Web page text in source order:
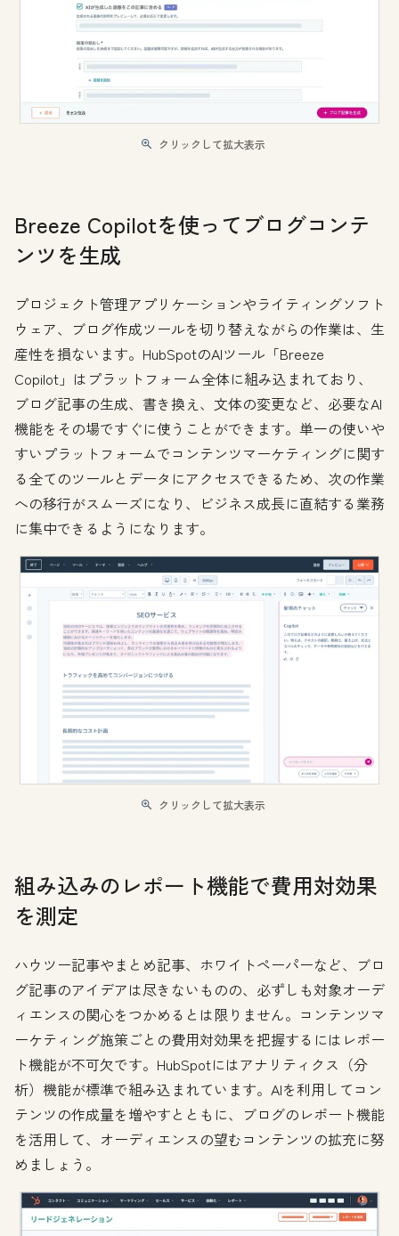
クリックして拡大表示
Breeze Copilotを使ってブログコンテ
ンツを生成
プロジェクト管理アプリケーションやライティングソフト
ウェア、ブログ作成ツールを切り替えながらの作業は、生
産性を損ないます。HubSpotのAIツール「Breeze
Copilot」はプラットフォーム全体に組み込まれており、
ブログ記事の生成、書き換え、文体の変更など、必要なAI
機能をその場ですぐに使うことができます。単一の使いや
すいプラットフォームでコンテンツマーケティングに関す
る全てのツールとデータにアクセスできるため、次の作業
への移行がスムーズになり、ビジネス成長に直結する業務
に集中できるようになります。
クリックして拡大表示
組み込みのレポート機能で費用対効果
を測定
ハウツー記事やまとめ記事、ホワイトペーパーなど、ブロ
グ記事のアイデアは尽きないものの、必ずしも対象オーデ
ィエンスの関心をつかめるとは限りません。コンテンツマ
ーケティング施策ごとの費用対効果を把握するにはレポー
ト機能が不可欠です。HubSpotにはアナリティクス（分
析）機能が標準で組み込まれています。AIを利用してコン
テンツの作成量を増やすとともに、ブログのレポート機能
を活用して、オーディエンスの望むコンテンツの拡充に努
めましょう。